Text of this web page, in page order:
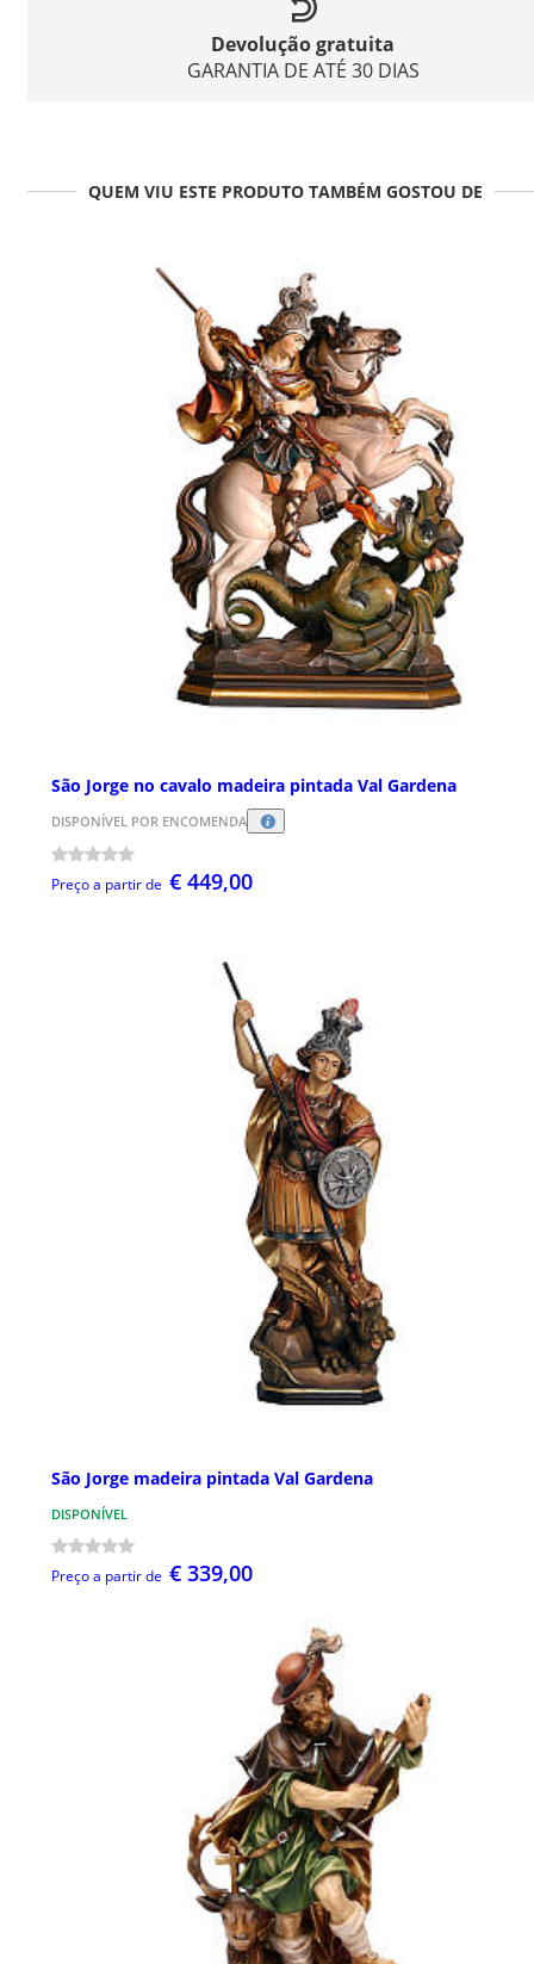
Devolução gratuita
GARANTIA DE ATÉ 30 DIAS
QUEM VIU ESTE PRODUTO TAMBÉM GOSTOU DE
São Jorge no cavalo madeira pintada Val Gardena
DISPONÍVEL POR ENCOMENDA
Preço a partir de € 449,00
São Jorge madeira pintada Val Gardena
DISPONÍVEL
Preço a partir de € 339,00